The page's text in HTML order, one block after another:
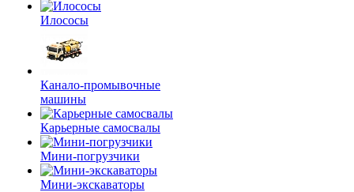
Илососы
Канало-промывочные
машины
Карьерные самосвалы
Мини-погрузчики
Мини-экскаваторы